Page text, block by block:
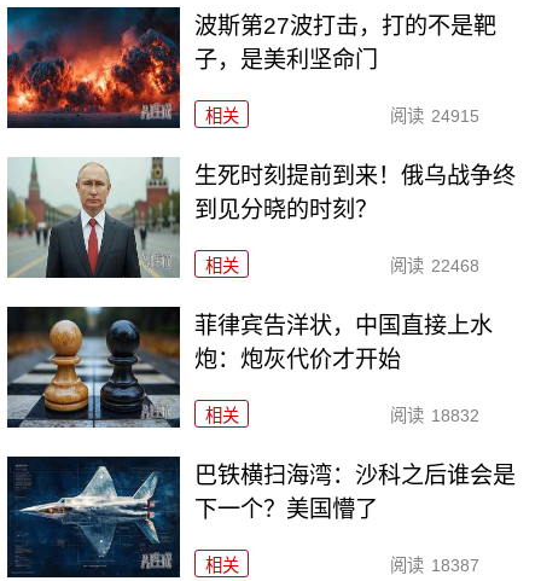
波斯第27波打击，打的不是靶
子，是美利坚命门
相关 阅读 24915
生死时刻提前到来！俄乌战争终
到见分晓的时刻？
相关 阅读 22468
菲律宾告洋状，中国直接上水
炮：炮灰代价才开始
相关 阅读 18832
巴铁横扫海湾：沙科之后谁会是
下一个？美国懵了
相关 阅读 18387